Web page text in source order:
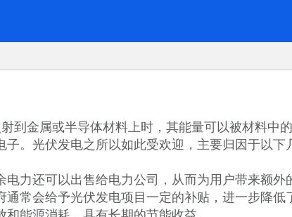
到金属或半导体材料上时，其能量可以被材料中
。光伏发电之所以如此受欢迎，主要归因于以下
力还可以出售给电力公司，从而为用户带来额外
常会给予光伏发电项目一定的补贴，进一步降低